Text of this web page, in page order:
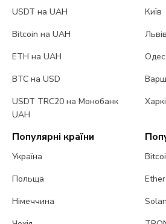
USDT на UAH
Bitcoin на UAH
ETH на UAH
BTC на USD
USDT TRC20 на Монобанк
UAH
Київ
Львів
Популярні країни
Україна
Польща
Німеччина